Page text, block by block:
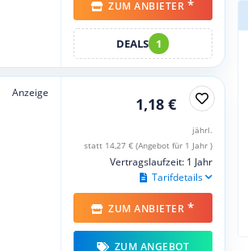
ZUM ANBIETER *
DEALS 1
Anzeige
1,18 €
jährl.
statt 14,27 € (Angebot für 1 Jahr )
Vertragslaufzeit: 1 Jahr
Tarifdetails
ZUM ANBIETER *
ZUM ANGEBOT